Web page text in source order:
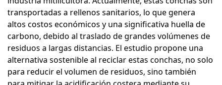
transportadas a rellenos sanitarios, lo que genera
altos costos económicos y una significativa huella de
carbono, debido al traslado de grandes volúmenes de
residuos a largas distancias. El estudio propone una
alternativa sostenible al reciclar estas conchas, no solo
para reducir el volumen de residuos, sino también